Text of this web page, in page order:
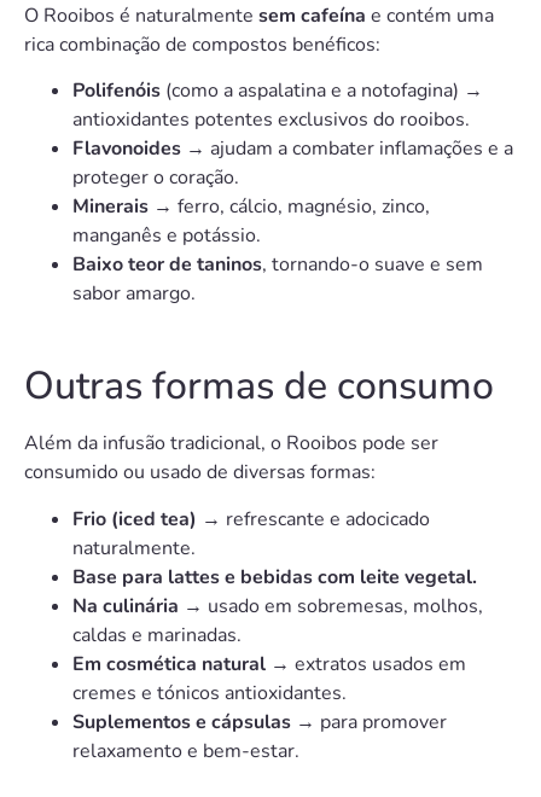
O Rooibos é naturalmente sem cafeína e contém uma
rica combinação de compostos benéficos:
Polifenóis (como a aspalatina e a notofagina) →
antioxidantes potentes exclusivos do rooibos.
Flavonoides → ajudam a combater inflamações e a
proteger o coração.
Minerais → ferro, cálcio, magnésio, zinco,
manganês e potássio.
Baixo teor de taninos, tornando-o suave e sem
sabor amargo.
Outras formas de consumo
Além da infusão tradicional, o Rooibos pode ser
consumido ou usado de diversas formas:
Frio (iced tea) → refrescante e adocicado
naturalmente.
Base para lattes e bebidas com leite vegetal.
Na culinária → usado em sobremesas, molhos,
caldas e marinadas.
Em cosmética natural → extratos usados em
cremes e tónicos antioxidantes.
Suplementos e cápsulas → para promover
relaxamento e bem-estar.